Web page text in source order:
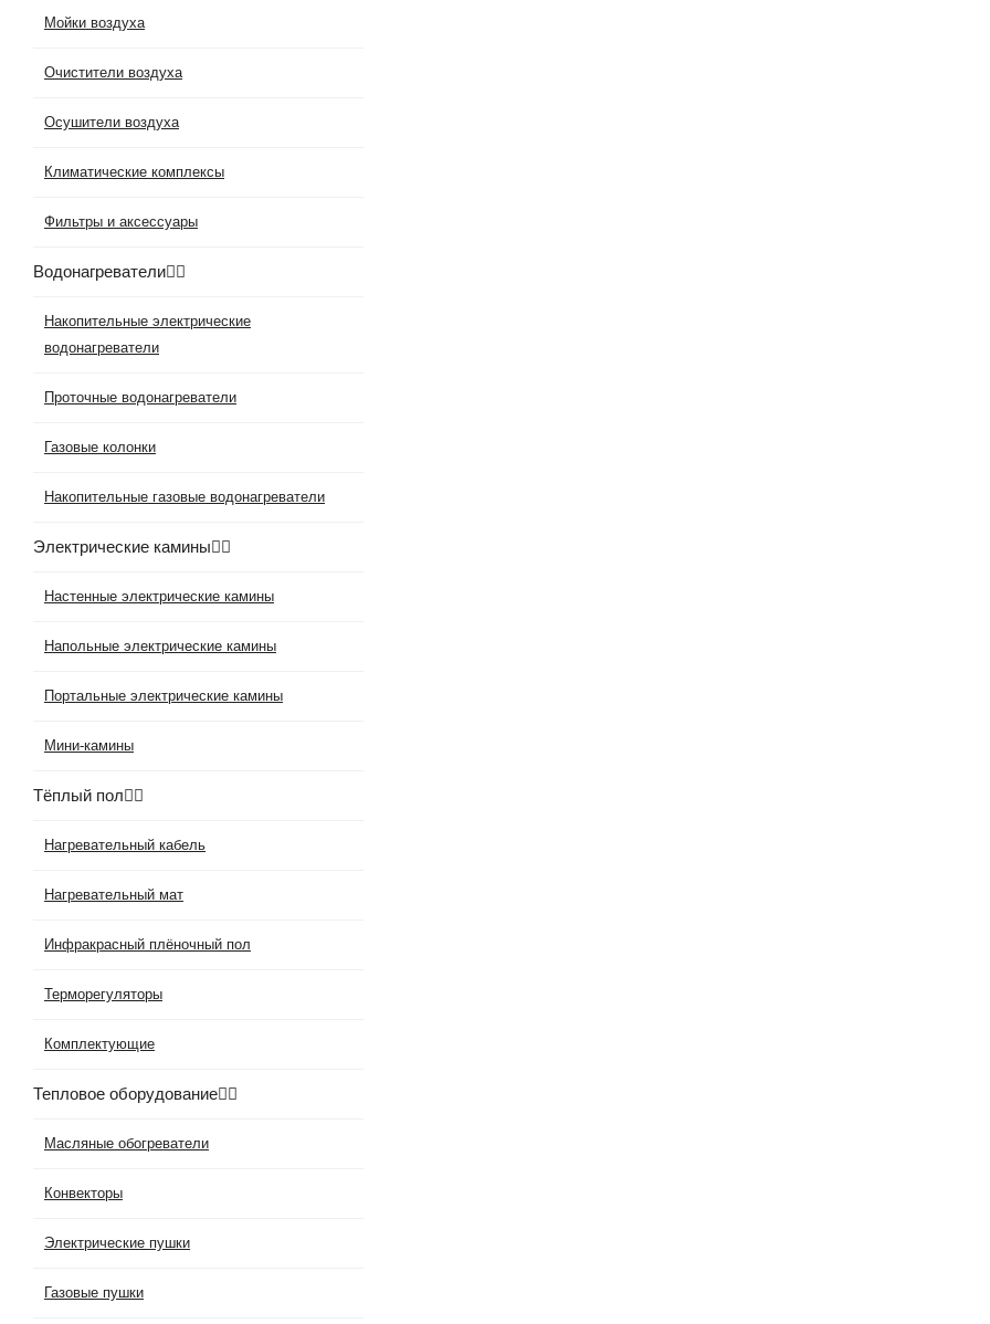
Мойки воздуха
Очистители воздуха
Осушители воздуха
Климатические комплексы
Фильтры и аксессуары
Водонагреватели
Накопительные электрические
водонагреватели
Проточные водонагреватели
Газовые колонки
Накопительные газовые водонагреватели
Электрические камины
Настенные электрические камины
Напольные электрические камины
Портальные электрические камины
Мини-камины
Тёплый пол
Нагревательный кабель
Нагревательный мат
Инфракрасный плёночный пол
Терморегуляторы
Комплектующие
Тепловое оборудование
Масляные обогреватели
Конвекторы
Электрические пушки
Газовые пушки